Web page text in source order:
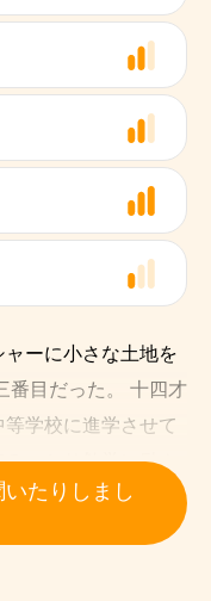
ーに小さな土地を
番目だった。 十四才
学校に進学させて
っちり勉学に励ん
受けていたが、身
ームズ・ベイツ先生
たりしまし